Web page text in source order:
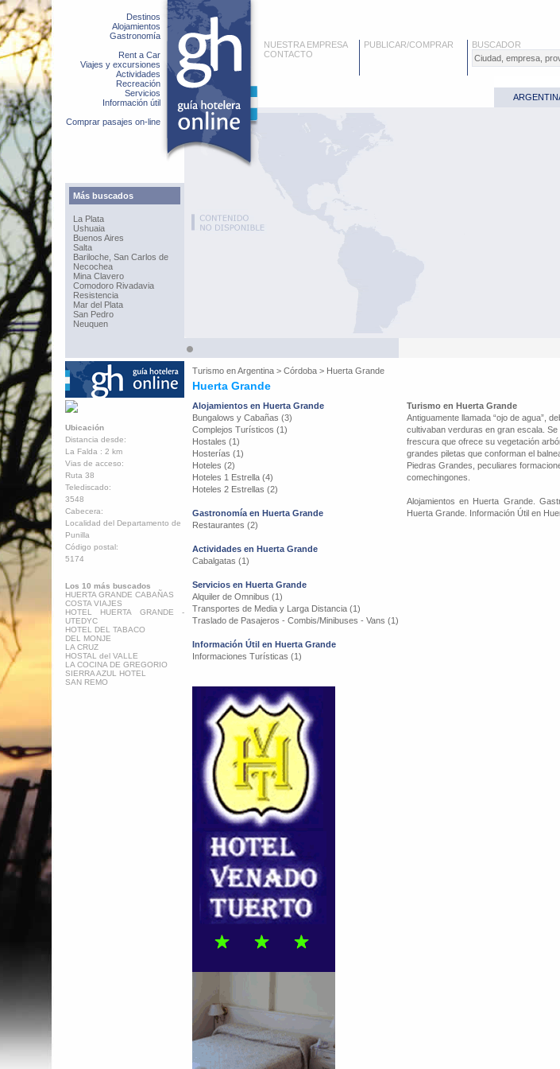
Destinos
Alojamientos
Gastronomía
Rent a Car
Viajes y excursiones
Actividades
Recreación
Servicios
Información útil
Comprar pasajes on-line
Más buscados
La Plata
Ushuaia
Buenos Aires
Salta
Bariloche, San Carlos de
Necochea
Mina Clavero
Comodoro Rivadavia
Resistencia
Mar del Plata
San Pedro
Neuquen
NUESTRA EMPRESA
CONTACTO
PUBLICAR/COMPRAR BUSCADOR
Turismo enArgentina > Córdoba > Huerta Grande
Huerta Grande
Ubicación
Distancia desde:
La Falda : 2 km
Vias de acceso:
Ruta 38
Telediscado:
3548
Cabecera:
Localidad del Departamento de
Punilla
Código postal:
5174
Los 10 más buscados
HUERTA GRANDE CABAÑAS
COSTA VIAJES
HOTEL HUERTA GRANDE -
UTEDYC
HOTEL DEL TABACO
DEL MONJE
LA CRUZ
HOSTAL del VALLE
LA COCINA DE GREGORIO
SIERRA AZUL HOTEL
SAN REMO
Alojamientos en Huerta Grande
Bungalows y Cabañas (3)
Complejos Turísticos (1)
Hostales (1)
Hosterías (1)
Hoteles (2)
Hoteles 1 Estrella (4)
Hoteles 2 Estrellas (2)
Gastronomía en Huerta Grande
Restaurantes (2)
Actividades en Huerta Grande
Cabalgatas (1)
Servicios en Huerta Grande
Alquiler de Omnibus (1)
Transportes de Media y Larga Distancia (1)
Traslado de Pasajeros - Combis/Minibuses - Vans (1)
Información Útil en Huerta Grande
Informaciones Turísticas (1)
Turismo en Huerta Grande
Antiguamente llamada “ojo de agua”,
cultivaban verduras en gran escala.
frescura que ofrece su vegetación
grandes piletas que conforman el
Piedras Grandes, peculiares
comechingones.
Alojamientos en Huerta Grande.
Huerta Grande. Información Útil en